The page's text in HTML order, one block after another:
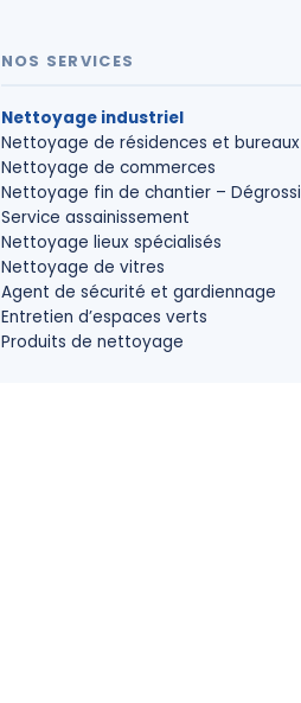
NOS SERVICES
Nettoyage industriel
Nettoyage de résidences et bureaux
Nettoyage de commerces
Nettoyage fin de chantier – Dégrossi
Service assainissement
Nettoyage lieux spécialisés
Nettoyage de vitres
Agent de sécurité et gardiennage
Entretien d’espaces verts
Produits de nettoyage